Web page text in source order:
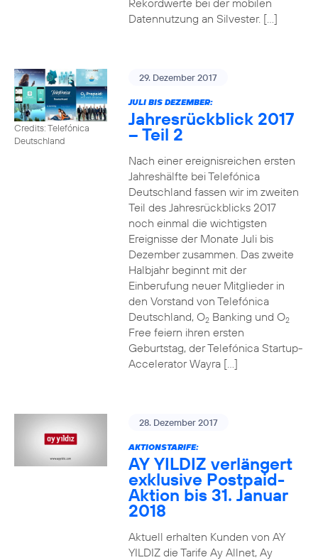
Rekordwerte bei der mobilen
Datennutzung an Silvester. […]
Credits: Telefónica
Deutschland
29. Dezember 2017
JULI BIS DEZEMBER:
Jahresrückblick 2017
– Teil 2
Nach einer ereignisreichen ersten
Jahreshälfte bei Telefónica
Deutschland fassen wir im zweiten
Teil des Jahresrückblicks 2017
noch einmal die wichtigsten
Ereignisse der Monate Juli bis
Dezember zusammen. Das zweite
Halbjahr beginnt mit der
Einberufung neuer Mitglieder in
den Vorstand von Telefónica
Deutschland, O2Banking und O2
Free feiern ihren ersten
Geburtstag, der Telefónica Startup-
Accelerator Wayra […]
28. Dezember 2017
AKTIONSTARIFE:
AY YILDIZ verlängert
exklusive Postpaid-
Aktion bis 31. Januar
2018
Aktuell erhalten Kunden von AY
YILDIZ die Tarife Ay Allnet, Ay